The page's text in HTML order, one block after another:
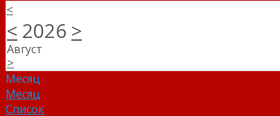
<
< 2026 >
Август
>
Месяц
Месяц
Список